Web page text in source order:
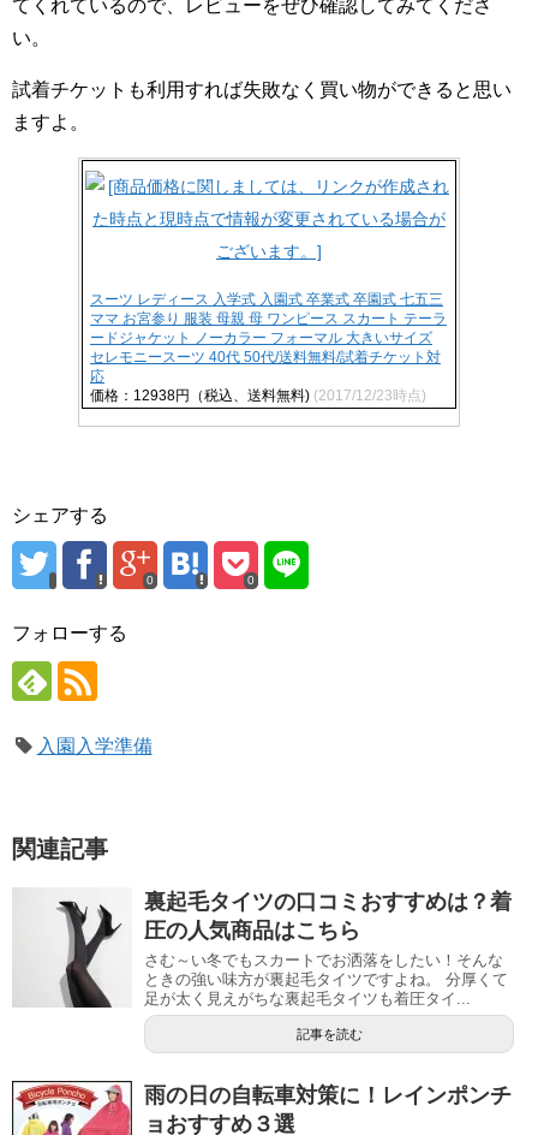
てくれているので、レビューをぜひ確認してみてくださ
い。
試着チケットも利用すれば失敗なく買い物ができると思い
ますよ。
スーツ レディース 入学式 入園式 卒業式 卒園式 七五三
ママ お宮参り 服装 母親 母 ワンピース スカート テーラ
ードジャケット ノーカラー フォーマル 大きいサイズ
セレモニースーツ 40代 50代/送料無料/試着チケット対
応
価格：12938円（税込、送料無料) (2017/12/23時点)
シェアする
0 0
フォローする
入園入学準備
関連記事
裏起毛タイツの口コミおすすめは？着
圧の人気商品はこちら
さむ～い冬でもスカートでお洒落をしたい！そんな
ときの強い味方が裏起毛タイツですよね。 分厚くて
足が太く見えがちな裏起毛タイツも着圧タイ...
記事を読む
雨の日の自転車対策に！レインポンチ
ョおすすめ３選